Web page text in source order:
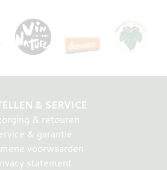
& SERVICE
& retouren
& garantie
voorwaarden
statement